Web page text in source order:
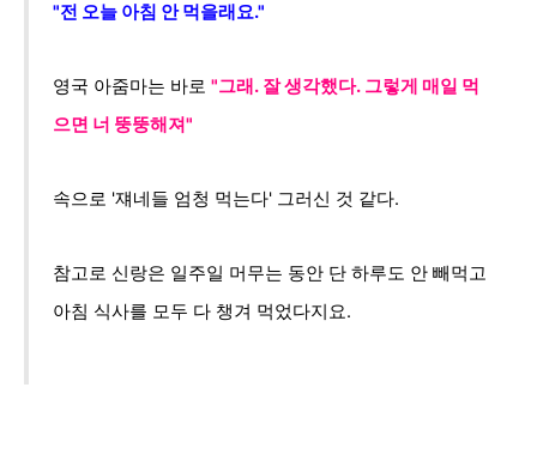
"전 오늘 아침 안 먹을래요."
영국 아줌마는 바로 "그래. 잘 생각했다. 그렇게 매일 먹
으면 너 뚱뚱해져"
속으로 '쟤네들 엄청 먹는다' 그러신 것 같다.
참고로 신랑은 일주일 머무는 동안 단 하루도 안 빼먹고
아침 식사를 모두 다 챙겨 먹었다지요.